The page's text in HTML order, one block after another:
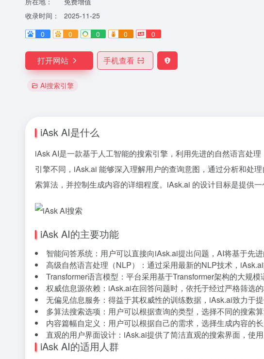
收录时间：
2025-11-25
0
0 0 0 0
打开网站 手机查看
AI搜索引擎
iAsk AI是什么
iAsk AI是一款基于人工智能的搜索引擎，利用先进的自然语言处
引擎不同，iAsk.ai 能够深入理解用户的查询意图，通过分析和处
索算法，并控制生成内容的详细程度。iAsk.ai 的设计目标是提供
iAsk AI的主要功能
智能问答系统：用户可以直接向iAsk.ai提出问题，AI将基于先
高级自然语言处理（NLP）：通过采用最新的NLP技术，
Transformer语言模型：平台采用基于Transformer架构的大规
权威信息源依赖：iAsk.ai在回答问题时，依托于经过严格筛选
无偏见信息服务：得益于其权威性的训练数据，iAsk.ai致力于
多算法搜索选项：用户可以根据查询的类型，选择不同的搜索
内容篇幅自定义：用户可以根据自己的需求，选择生成内容的
直观的用户界面设计：iAsk.ai提供了简洁直观的搜索界面，使
iAsk AI的适用人群